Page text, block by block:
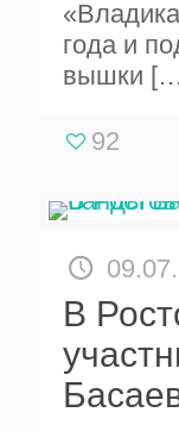
года и
вышки
92
В